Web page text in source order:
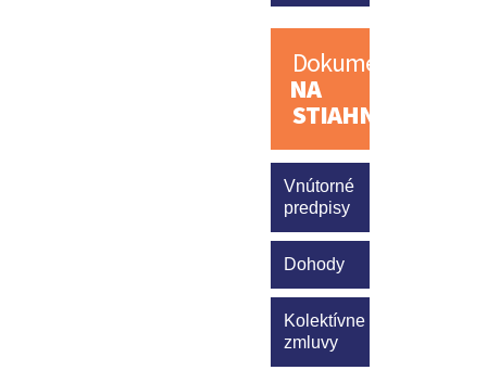
Dokumenty
NA
STIAHNUTIE
Vnútorné
predpisy
Dohody
Kolektívne
zmluvy